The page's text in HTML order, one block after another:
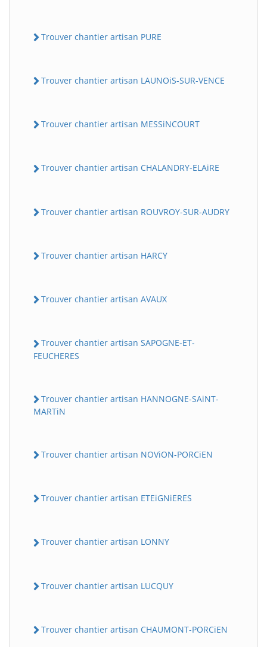
Trouver chantier artisan PURE
Trouver chantier artisan LAUNOiS-SUR-VENCE
Trouver chantier artisan MESSiNCOURT
Trouver chantier artisan CHALANDRY-ELAiRE
Trouver chantier artisan ROUVROY-SUR-AUDRY
Trouver chantier artisan HARCY
Trouver chantier artisan AVAUX
Trouver chantier artisan SAPOGNE-ET-
FEUCHERES
Trouver chantier artisan HANNOGNE-SAiNT-
MARTiN
Trouver chantier artisan NOViON-PORCiEN
Trouver chantier artisan ETEiGNiERES
Trouver chantier artisan LONNY
Trouver chantier artisan LUCQUY
Trouver chantier artisan CHAUMONT-PORCiEN